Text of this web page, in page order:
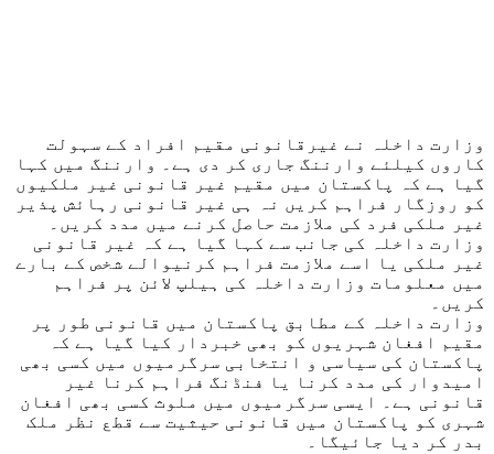
وزارت داخلہ نے غیرقانونی مقیم افراد کے سہولت
کاروں کیلئے وارننگ جاری کر دی ہے۔ وارننگ میں کہا
گیا ہے کہ پاکستان میں مقیم غیر قانونی غیر ملکیوں
کو روزگار فراہم کریں نہ ہی غیر قانونی رہائش پذیر
غیر ملکی فرد کی ملازمت حاصل کرنے میں مدد کریں۔
وزارت داخلہ کی جانب سے کہا گیا ہے کہ غیر قانونی
غیر ملکی یا اسے ملازمت فراہم کرنیوالے شخص کے بارے
میں معلومات وزارت داخلہ کی ہیلپ لائن پر فراہم
کریں۔
وزارت داخلہ کے مطابق پاکستان میں قانونی طور پر
مقیم افغان شہریوں کو بھی خبردار کیا گیا ہے کہ
پاکستان کی سیاسی و انتخابی سرگرمیوں میں کسی بھی
امیدوار کی مدد کرنا یا فنڈنگ ​​فراہم کرنا غیر
قانونی ہے۔ ایسی سرگرمیوں میں ملوث کسی بھی افغان
شہری کو پاکستان میں قانونی حیثیت سے قطع نظر ملک
بدر کر دیا جائیگا۔